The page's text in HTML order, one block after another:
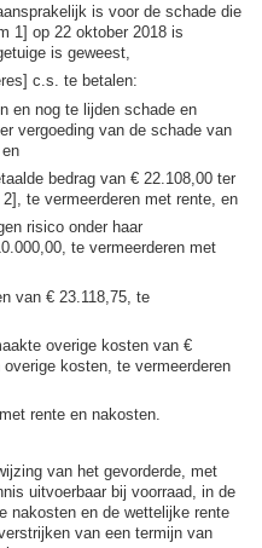
is voor de schade die
1] op 22 oktober 2018 is
is geweest,
c.s. te betalen:
en nog te lijden schade en
vergoeding van de schade van
bedrag van € 22.108,00 ter
te vermeerderen met rente, en
risico onder haar
te vermeerderen met
van € 23.118,75, te
overige kosten van €
kosten, te vermeerderen
rente en nakosten.
van het gevorderde, met
uitvoerbaar bij voorraad, in de
nakosten en de wettelijke rente
van een termijn van